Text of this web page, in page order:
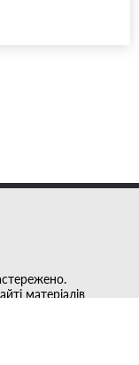
матеріалів